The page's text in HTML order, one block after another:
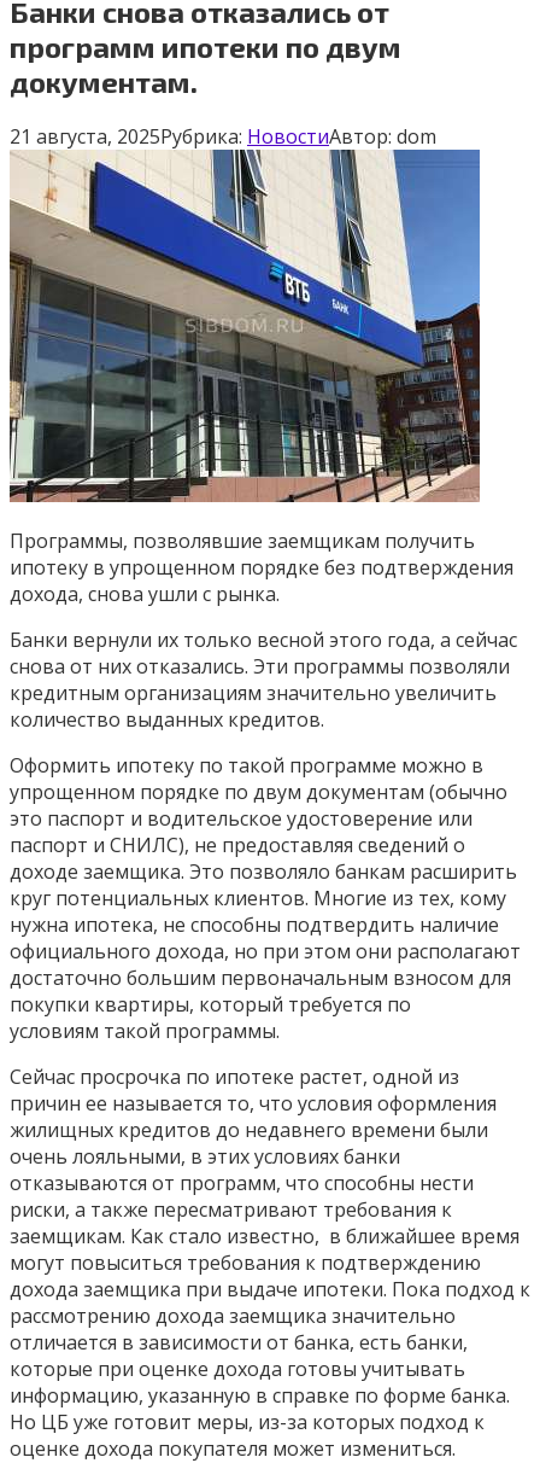
Банки снова отказались от
программ ипотеки по двум
документам.
21 августа, 2025Рубрика: НовостиАвтор: dom
Программы, позволявшие заемщикам получить
ипотеку в упрощенном порядке без подтверждения
дохода, снова ушли с рынка.
Банки вернули их только весной этого года, а сейчас
снова от них отказались. Эти программы позволяли
кредитным организациям значительно увеличить
количество выданных кредитов.
Оформить ипотеку по такой программе можно в
упрощенном порядке по двум документам (обычно
это паспорт и водительское удостоверение или
паспорт и СНИЛС), не предоставляя сведений о
доходе заемщика. Это позволяло банкам расширить
круг потенциальных клиентов. Многие из тех, кому
нужна ипотека, не способны подтвердить наличие
официального дохода, но при этом они располагают
достаточно большим первоначальным взносом для
покупки квартиры, который требуется по
условиям такой программы.
Сейчас просрочка по ипотеке растет, одной из
причин ее называется то, что условия оформления
жилищных кредитов до недавнего времени были
очень лояльными, в этих условиях банки
отказываются от программ, что способны нести
риски, а также пересматривают требования к
заемщикам. Как стало известно, в ближайшее время
могут повыситься требования к подтверждению
дохода заемщика при выдаче ипотеки. Пока подход к
рассмотрению дохода заемщика значительно
отличается в зависимости от банка, есть банки,
которые при оценке дохода готовы учитывать
информацию, указанную в справке по форме банка.
Но ЦБ уже готовит меры, из-за которых подход к
оценке дохода покупателя может измениться.